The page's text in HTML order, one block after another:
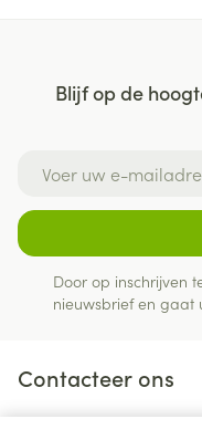
Blijf op de
Door op inschrijven
nieuwsbrief en gaat
Contacteer ons